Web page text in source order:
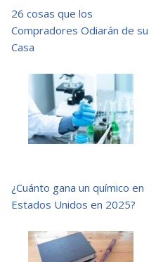
26 cosas que los
Compradores Odiarán de su
Casa
¿Cuánto gana un químico en
Estados Unidos en 2025?